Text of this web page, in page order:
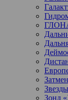
Звезды
Зонд